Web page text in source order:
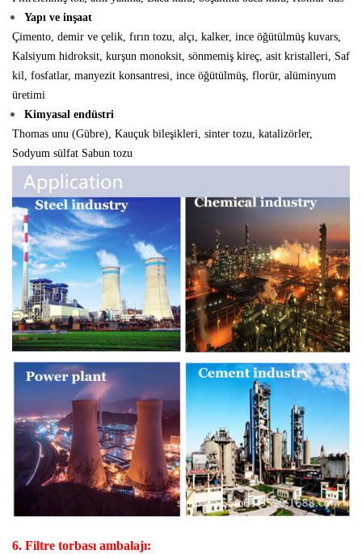
Yapı ve inşaat
Çimento, demir ve çelik, fırın tozu, alçı, kalker, ince öğütülmüş kuvars,
Kalsiyum hidroksit, kurşun monoksit, sönmemiş kireç, asit kristalleri, Saf
kil, fosfatlar, manyezit konsantresi, ince öğütülmüş, florür, alüminyum
üretimi
Kimyasal endüstri
Thomas unu (Gübre), Kauçuk bileşikleri, sinter tozu, katalizörler,
Sodyum sülfat Sabun tozu
6. Filtre torbası ambalajı: